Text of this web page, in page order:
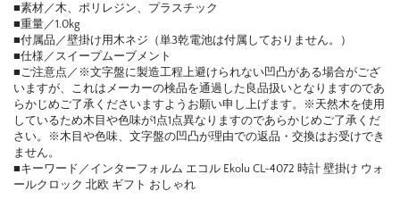
■素材／木、ポリレジン、プラスチック
■重量／1.0kg
■付属品／壁掛け用木ネジ（単3乾電池は付属しておりません。）
■仕様／スイープムーブメント
■ご注意点／※文字盤に製造工程上避けられない凹凸がある場合がござ
いますが、これはメーカーの検品を通過した良品扱いとなりますのであ
らかじめご了承くださいますようお願い申し上げます。※天然木を使用
しているため木目や色味が1点1点異なりますのであらかじめご了承くだ
さい。※木目や色味、文字盤の凹凸が理由での返品・交換はお受けでき
ません。
■キーワード／インターフォルム エコル Ekolu CL-4072 時計 壁掛け ウォ
ールクロック 北欧 ギフト おしゃれ